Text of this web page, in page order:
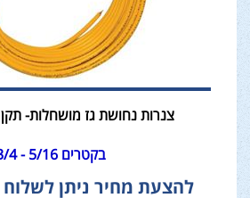
צנרות נחושת גז מושחלות- תקן ASTMB280
בקטרים 5/16 - 3/4
להצעת מחיר ניתן לשלוח WhatsApp